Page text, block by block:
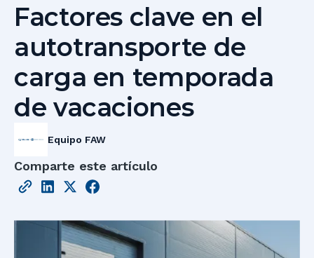
Factores clave en el
autotransporte de
carga en temporada
de vacaciones
Equipo FAW
Comparte este artículo